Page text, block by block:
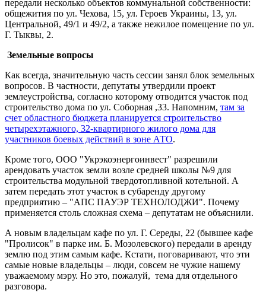
передали несколько объектов коммунальной собственности:
общежития по ул. Чехова, 15, ул. Героев Украины, 13, ул.
Центральной, 49/1 и 49/2, а также нежилое помещение по ул.
Г. Тыквы, 2.
Земельные вопросы
Как всегда, значительную часть сессии занял блок земельных
вопросов. В частности, депутаты утвердили проект
землеустройства, согласно которому отводится участок под
строительство дома по ул. Соборная ,33. Напомним, там за
счет областного бюджета планируется строительство
четырехэтажного, 32-квартирного жилого дома для
участников боевых действий в зоне АТО.
Кроме того, ООО "Укрэкоэнергоинвест" разрешили
арендовать участок земли возле средней школы №9 для
строительства модульной твердотопливной котельной. А
затем передать этот участок в субаренду другому
предприятию – "АПС ПАУЭР ТЕХНОЛОДЖИ". Почему
применяется столь сложная схема – депутатам не объяснили.
А новым владельцам кафе по ул. Г. Середы, 22 (бывшее кафе
"Пролисок" в парке им. Б. Мозолевского) передали в аренду
землю под этим самым кафе. Кстати, поговаривают, что эти
самые новые владельцы – люди, совсем не чужие нашему
уважаемому мэру. Но это, пожалуй, тема для отдельного
разговора.